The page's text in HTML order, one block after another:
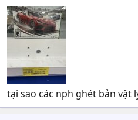
t
e
r
tại sao các nph ghét bản vật